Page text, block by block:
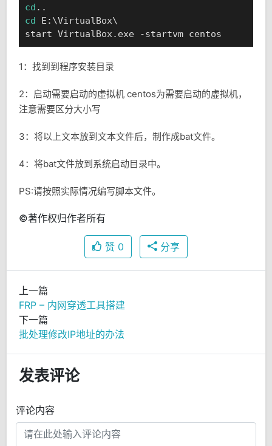
cd
cd E:\VirtualBox\
1：找到到程序安装目录
2：启动需要启动的虚拟机 centos为需要启动的虚拟机，
注意需要区分大小写
3：将以上文本放到文本文件后，制作成bat文件。
4：将bat文件放到系统启动目录中。
PS:请按照实际情况编写脚本文件。
©著作权归作者所有
赞 0 分享
上一篇
FRP – 内网穿透工具搭建
下一篇
批处理修改IP地址的办法
发表评论
评论内容